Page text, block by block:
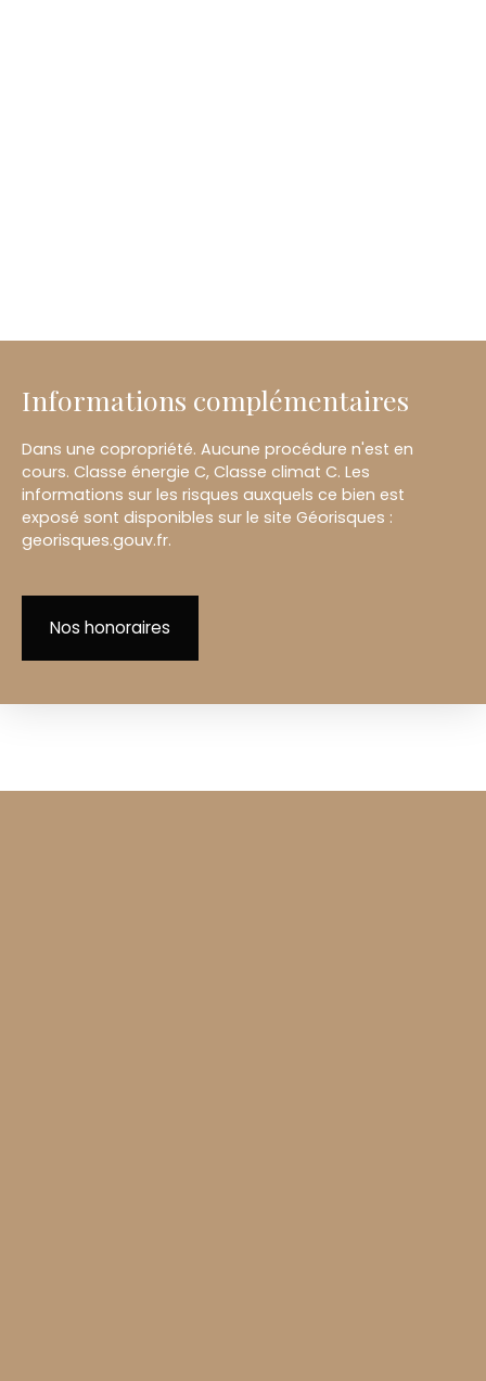
Informations complémentaires
Dans une copropriété. Aucune procédure n'est en
cours. Classe énergie C, Classe climat C. Les
informations sur les risques auxquels ce bien est
exposé sont disponibles sur le site Géorisques :
georisques.gouv.fr.
Nos honoraires